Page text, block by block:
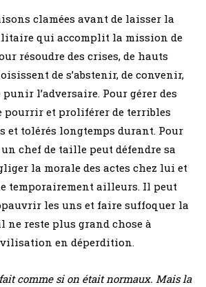
clamées avant de laisser la
qui accomplit la mission de
résoudre des crises, de hauts
de s’abstenir, de convenir,
punir l’adversaire. Pour gérer des
pourrir et proliférer de terribles
et tolérés longtemps durant. Pour
chef de taille peut défendre sa
la morale des actes chez lui et
temporairement ailleurs. Il peut
les uns et faire suffoquer la
ne reste plus grand chose à
en déperdition.
comme si on était normaux. Mais la